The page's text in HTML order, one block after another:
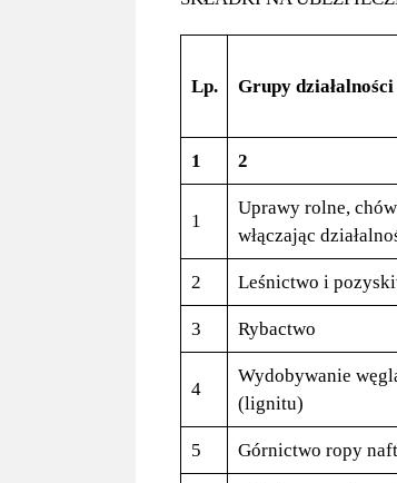
Lp. Grupy działalności
1 2
1
Uprawy rolne,
włączając
2 Leśnictwo i
3 Rybactwo
4
Wydobywanie
(lignitu)
5 Górnictwo ropy